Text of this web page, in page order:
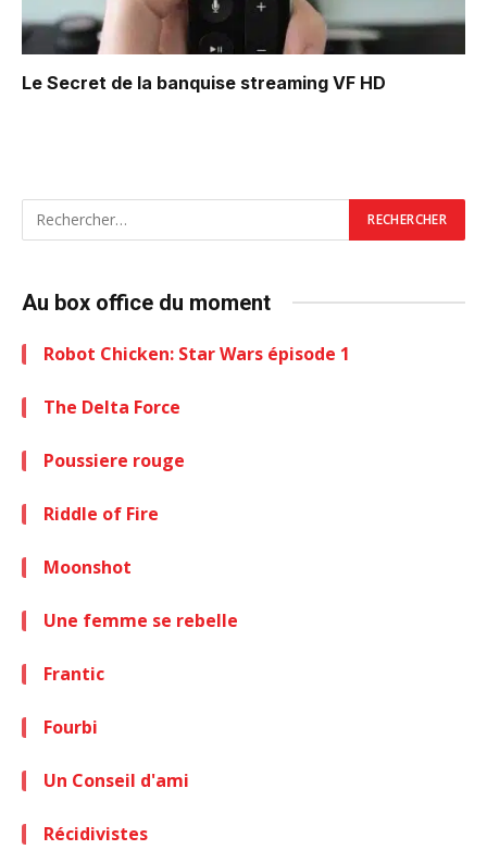
Le Secret de la banquise streaming VF HD
Au box office du moment
Robot Chicken: Star Wars épisode 1
The Delta Force
Poussiere rouge
Riddle of Fire
Moonshot
Une femme se rebelle
Frantic
Fourbi
Un Conseil d'ami
Récidivistes